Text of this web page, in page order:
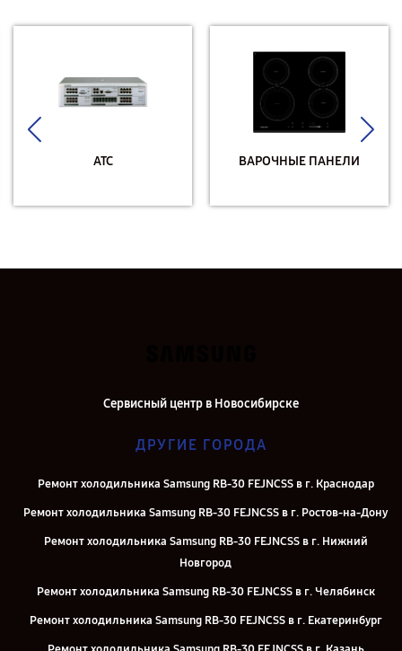
АТС ВАРОЧНЫЕ ПАНЕЛИ
Сервисный центр в Новосибирске
ДРУГИЕ ГОРОДА
Ремонт холодильника Samsung RB-30 FEJNCSS в г. Краснодар
Ремонт холодильника Samsung RB-30 FEJNCSS в г. Ростов-на-Дону
Ремонт холодильника Samsung RB-30 FEJNCSS в г. Нижний
Новгород
Ремонт холодильника Samsung RB-30 FEJNCSS в г. Челябинск
Ремонт холодильника Samsung RB-30 FEJNCSS в г. Екатеринбург